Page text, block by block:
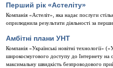
Перший рiк «Астелiту»
Компанiя «Астелiт», яка надає послуги
оприлюднила результати дiяльностi за
Амбiтнi плани УНТ
Компанiя «Українськi новiтнi технологiї»
широкосмугового доступу до Iнтернету на
максимальну швидкiсть безпроводового